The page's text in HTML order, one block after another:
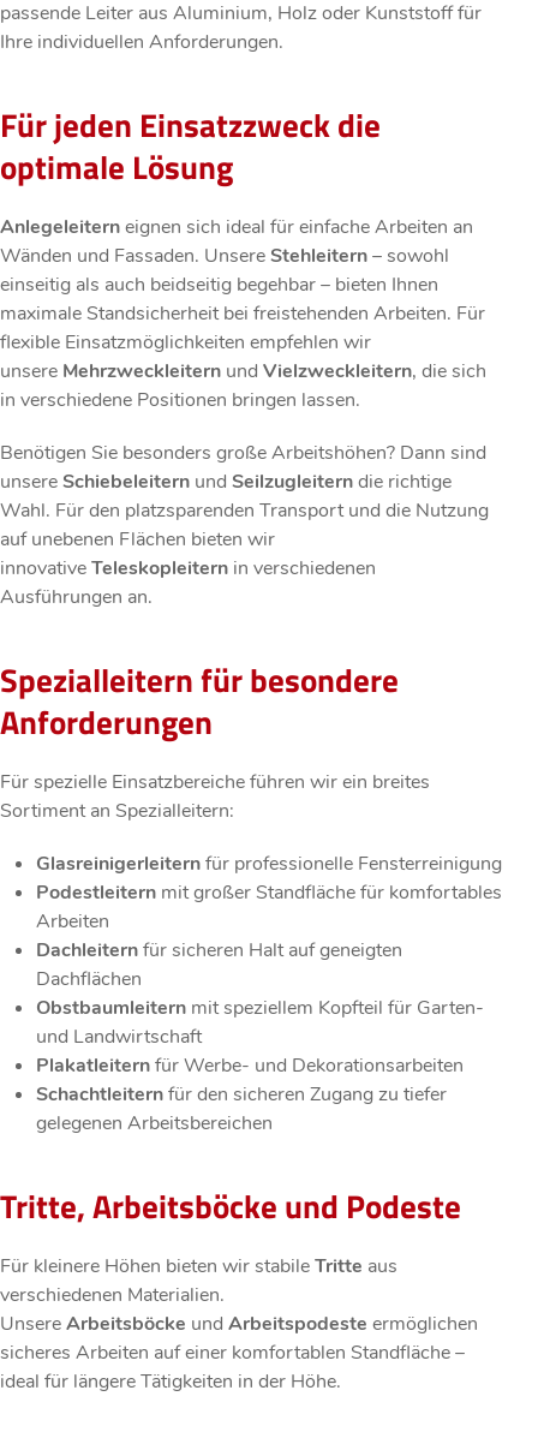
passende Leiter aus Aluminium, Holz oder Kunststoff für
Ihre individuellen Anforderungen.
Für jeden Einsatzzweck die
optimale Lösung
Anlegeleiterneignen sich ideal für einfache Arbeiten an
Wänden und Fassaden. UnsereStehleitern– sowohl
einseitig als auch beidseitig begehbar – bieten Ihnen
maximale Standsicherheit bei freistehenden Arbeiten. Für
flexible Einsatzmöglichkeiten empfehlen wir
unsere Mehrzweckleitern und Vielzweckleitern, die sich
in verschiedene Positionen bringen lassen.
Benötigen Sie besonders große Arbeitshöhen? Dann sind
unsereSchiebeleitern und Seilzugleiterndie richtige
Wahl. Für den platzsparenden Transport und die Nutzung
auf unebenen Flächen bieten wir
innovativeTeleskopleitern in verschiedenen
Ausführungen an.
Spezialleitern für besondere
Anforderungen
Für spezielle Einsatzbereiche führen wir ein breites
Sortiment an Spezialleitern:
Glasreinigerleiternfür professionelle Fensterreinigung
Podestleitern mit großer Standfläche für komfortables
Arbeiten
Dachleiternfür sicheren Halt auf geneigten
Dachflächen
Obstbaumleitern mit speziellem Kopfteil für Garten-
und Landwirtschaft
Plakatleiternfür Werbe- und Dekorationsarbeiten
Schachtleiternfür den sicheren Zugang zu tiefer
gelegenen Arbeitsbereichen
Tritte, Arbeitsböcke und Podeste
Für kleinere Höhen bieten wir stabileTritte aus
verschiedenen Materialien.
UnsereArbeitsböcke und Arbeitspodeste ermöglichen
sicheres Arbeiten auf einer komfortablen Standfläche –
ideal für längere Tätigkeiten in der Höhe.